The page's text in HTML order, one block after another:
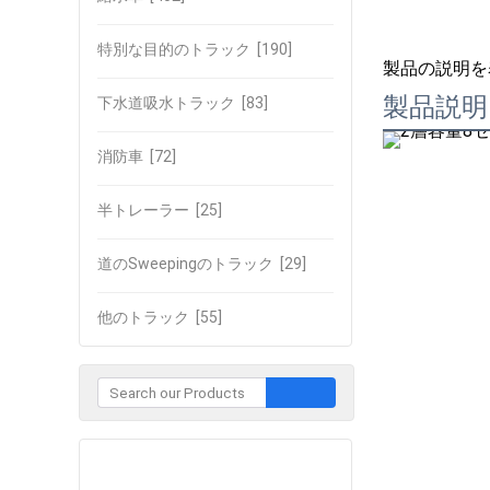
特別な目的のトラック [190]
下水道吸水トラック [83]
消防車 [72]
半トレーラー [25]
道のSweepingのトラック [29]
他のトラック [55]
製品の説明
製品説明